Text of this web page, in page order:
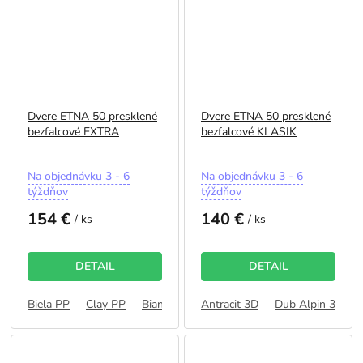
Dvere ETNA 50 presklené
bezfalcové EXTRA
Priemerné
hodnotenie
5
hviezdičiek.
Na objednávku 3 - 6
týždňov
154 € / ks
DETAIL
Biela PP Clay PP Bianco PP Dub Bavorský PP Dub
Dvere ETNA 50 presklené
bezfalcové KLASIK
Priemerné
hodnotenie
5
hviezdičiek.
Na objednávku 3 - 6
týždňov
140 € / ks
DETAIL
Antracit 3D Dub Alpin 3D